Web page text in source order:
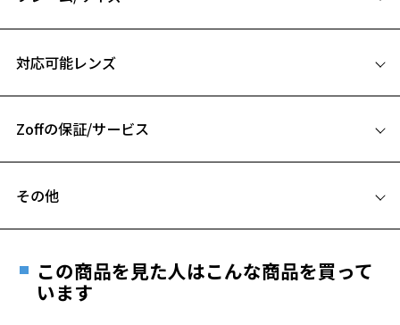
インパクトをプラスするオーバル型のサングラス
【デザイン】
大きめのシェイプは顔全体を覆い小顔効果も期待できます。
ZA231G23-21A1：コーディネートのアクセントにもなるピンク。
【スタイリングポイント】
誰でも気軽に掛けられるポピュラーで定番の形なので、幅広い層にオ
B ブリッジ(鼻部分)の横幅：15mm
対応可能レンズ
フレームとレンズの合計料金を知りたい方へ
Zoffの保証/サービス
安心1 フレーム１年間品質保証
その他
ご希望のお客さまは、「レンズ交換券」をお選びのうえ、
最寄りのZoff実店舗にてレンズをお買い求めください。
※サングラスやパッケージ品では「レンズ交換券」はお選び
この商品を見た人はこんな商品を買って
います